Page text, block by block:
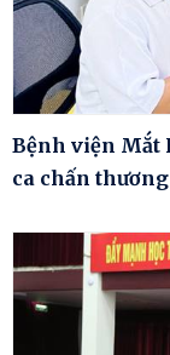
Bệnh viện Mắt
ca chấn